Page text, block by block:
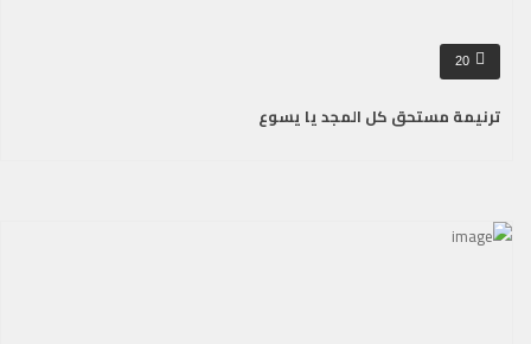
20
ترنيمة مستحق كل المجد يا يسوع